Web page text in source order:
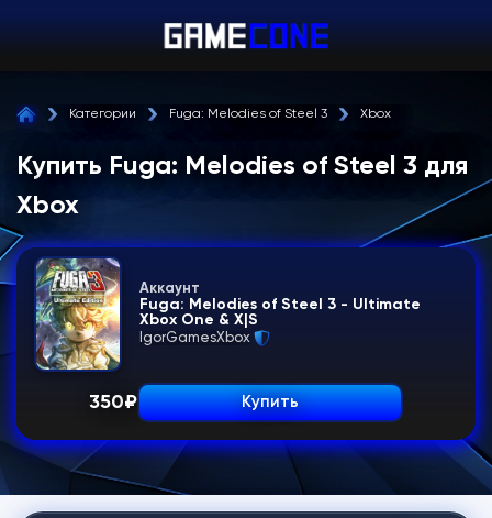
Категории Fuga: Melodies of Steel 3 Xbox
Купить Fuga: Melodies of Steel 3 для
Xbox
Аккаунт
Fuga: Melodies of Steel 3 - Ultimate
Xbox One & X|S
IgorGamesXbox
350₽ Купить